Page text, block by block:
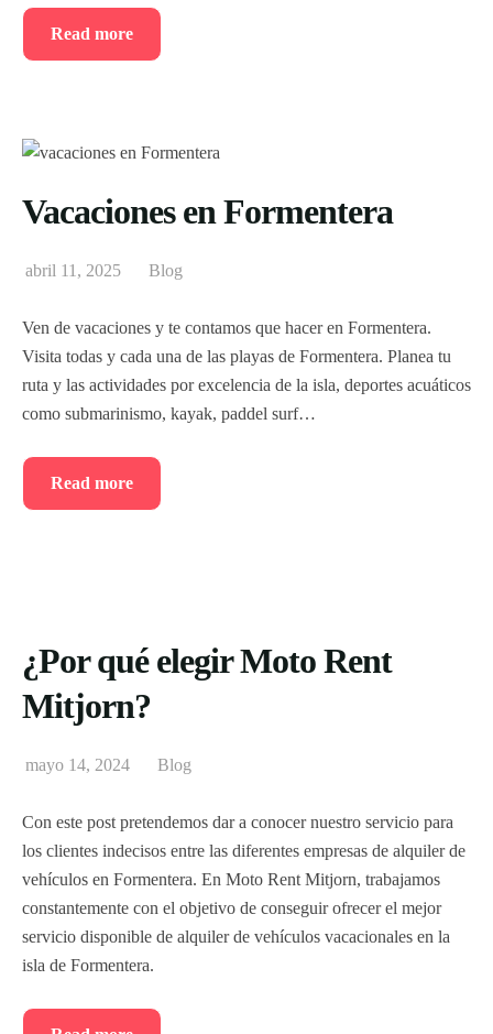
Alquiler bicicletas
Read more
Vacaciones en Formentera
abril 11, 2025 Blog
Ven de vacaciones y te contamos que hacer en Formentera.
Visita todas y cada una de las playas de Formentera. Planea tu
ruta y las actividades por excelencia de la isla, deportes acuáticos
como submarinismo, kayak, paddel surf…
Read more
¿Por qué elegir Moto Rent
Mitjorn?
mayo 14, 2024 Blog
Con este post pretendemos dar a conocer nuestro servicio para
los clientes indecisos entre las diferentes empresas de alquiler de
vehículos en Formentera. En Moto Rent Mitjorn, trabajamos
constantemente con el objetivo de conseguir ofrecer el mejor
servicio disponible de alquiler de vehículos vacacionales en la
isla de Formentera.